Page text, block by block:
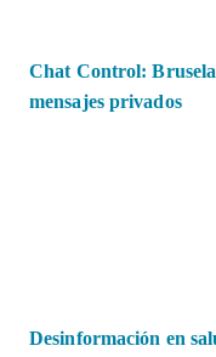
Chat Control:
mensajes privados
Desinformación en